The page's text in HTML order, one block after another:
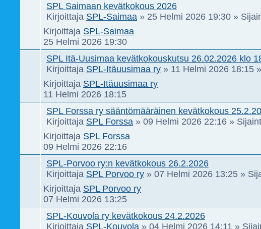
SPL Saimaan kevätkokous 2026
Kirjoittaja SPL-Saimaa » 25 Helmi 2026 19:30 »
Kirjoittaja SPL-Saimaa
25 Helmi 2026 19:30
SPL Itä-Uusimaa kevätkokouskutsu 26.02.2026 klo
Kirjoittaja SPL-Itäuusimaa ry » 11 Helmi 2026 18:15
Kirjoittaja SPL-Itäuusimaa ry
11 Helmi 2026 18:15
SPL Forssa ry sääntömääräinen kevätkokous
Kirjoittaja SPL Forssa » 09 Helmi 2026 22:16 »
Kirjoittaja SPL Forssa
09 Helmi 2026 22:16
SPL-Porvoo ry:n kevätkokous 26.2.2026
Kirjoittaja SPL Porvoo ry » 07 Helmi 2026 13:25 »
Kirjoittaja SPL Porvoo ry
07 Helmi 2026 13:25
SPL-Kouvola ry kevätkokous 24.2.2026
Kirjoittaja SPL-Kouvola » 04 Helmi 2026 14:11 »